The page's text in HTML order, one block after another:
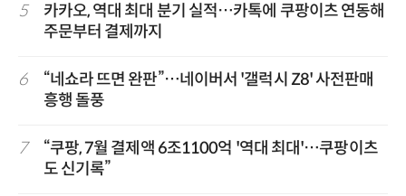
5
카카오, 역대 최대 분기 실적…카톡에 쿠팡이츠 연동해
주문부터 결제까지
6
“네쇼라 뜨면 완판”…네이버서 '갤럭시 Z8' 사전판매
흥행 돌풍
7
“쿠팡, 7월 결제액 6조1100억 '역대 최대'…쿠팡이츠
도 신기록”